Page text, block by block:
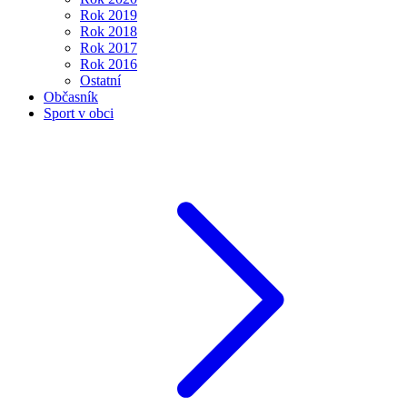
Rok 2019
Rok 2018
Rok 2017
Rok 2016
Ostatní
Občasník
Sport v obci